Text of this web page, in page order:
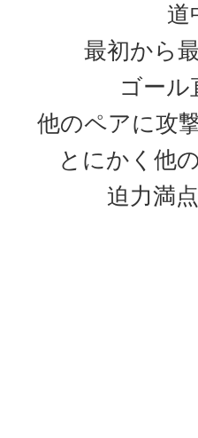
道
最初から
ゴール
他のペアに攻
とにかく他
迫力満